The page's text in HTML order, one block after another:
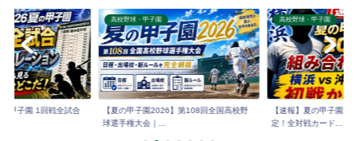
甲子園 1回戦全試合
高校野球・甲子園
【夏の甲子園2026】第108回全国高校野
球選手権大会｜...
高校野球・甲子園
【速報】夏の甲子園
定！全対戦カード...